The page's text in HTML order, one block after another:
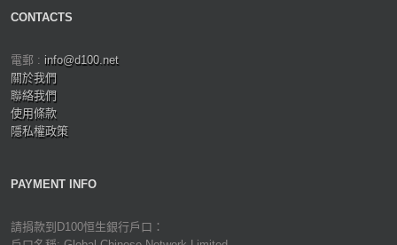
CONTACTS
電郵 : info@d100.net
關於我們
聯絡我們
使用條款
隱私權政策
PAYMENT INFO
請捐款到D100恒生銀行戶口：